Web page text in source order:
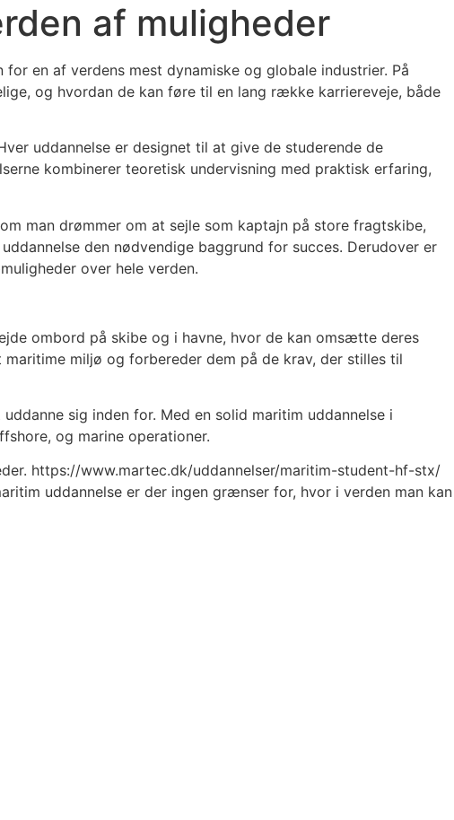
af muligheder
en af verdens mest dynamiske og globale industrier. På
og hvordan de kan føre til en lang række karriereveje, både
uddannelse er designet til at give de studerende de
kombinerer teoretisk undervisning med praktisk erfaring,
man drømmer om at sejle som kaptajn på store fragtskibe,
den nødvendige baggrund for succes. Derudover er
over hele verden.
ombord på skibe og i havne, hvor de kan omsætte deres
miljø og forbereder dem på de krav, der stilles til
sig inden for. Med en solid maritim uddannelse i
og marine operationer.
https://www.martec.dk/uddannelser/maritim-student-hf-stx/
uddannelse er der ingen grænser for, hvor i verden man kan